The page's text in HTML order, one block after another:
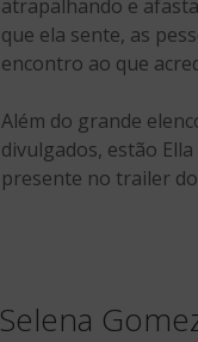
atrapalhando e
que ela sente, as
encontro ao que
Além do grande
divulgados, estão
presente no trailer
Selena